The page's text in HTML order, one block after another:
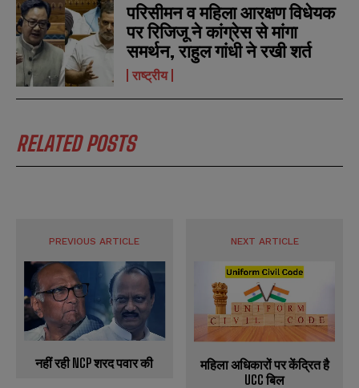
परिसीमन व महिला आरक्षण विधेयक
पर रिजिजू ने कांग्रेस से मांगा
समर्थन, राहुल गांधी ने रखी शर्त
राष्ट्रीय
RELATED POSTS
PREVIOUS ARTICLE
नहीं रही NCP शरद पवार की
NEXT ARTICLE
महिला अधिकारों पर केंद्रित है
UCC बिल